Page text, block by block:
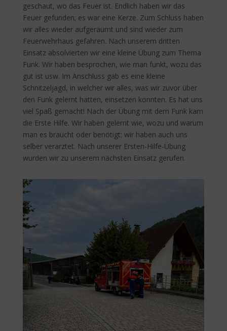
geschaut, wo das Feuer ist. Endlich haben wir das
Feuer gefunden; es war eine Kerze. Zum Schluss haben
wir alles wieder aufgeräumt und sind wieder zum
Feuerwehrhaus gefahren. Nach unserem dritten
Einsatz absolvierten wir eine kleine Übung zum Thema
Funk. Wir haben besprochen, wie man funkt, wozu das
gut ist usw. Im Anschluss gab es eine kleine
Schnitzeljagd, in welcher wir alles, was wir zuvor über
den Funk gelernt hatten, einsetzen konnten. Es hat uns
viel Spaß gemacht! Nach der Übung mit dem Funk kam
die Erste Hilfe. Wir haben gelernt wie, wozu und warum
man es braucht oder benötigt; wir haben auch uns
selber verarztet. Nach unserer Ersten-Hilfe-Übung
wurden wir zu unserem nächsten Einsatz gerufen.